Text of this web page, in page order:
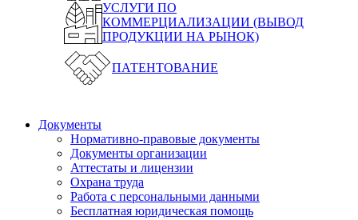
УСЛУГИ ПО
КОММЕРЦИАЛИЗАЦИИ (ВЫВОД
ПРОДУКЦИИ НА РЫНОК)
ПАТЕНТОВАНИЕ
Документы
Нормативно-правовые документы
Документы организации
Аттестаты и лицензии
Охрана труда
Работа с персональными данными
Бесплатная юридическая помощь